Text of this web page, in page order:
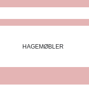
HAGEMØBLER